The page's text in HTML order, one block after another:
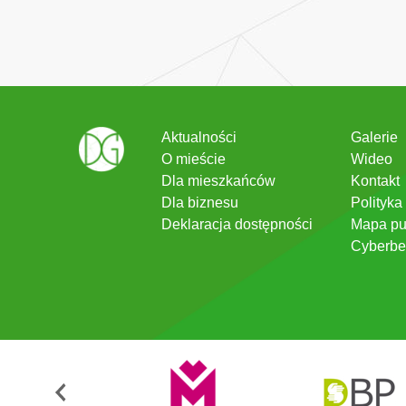
Aktualności
O mieście
Dla mieszkańców
Dla biznesu
Deklaracja dostępności
Galerie
Wideo
Kontakt
Mapa